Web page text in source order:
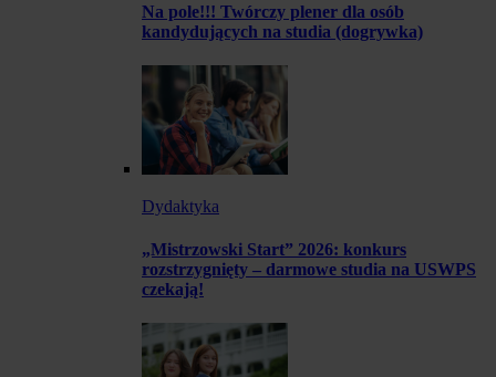
Na pole!!! Twórczy plener dla osób
kandydujących na studia (dogrywka)
Dydaktyka
„Mistrzowski Start” 2026: konkurs
rozstrzygnięty – darmowe studia na USWPS
czekają!